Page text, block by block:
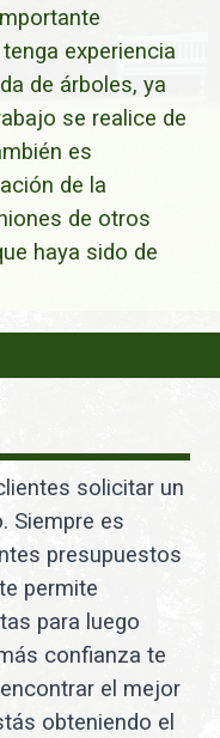
experiencia
de árboles, ya
se realice de
es
de la
de otros
haya sido de
solicitar un
Siempre es
presupuestos
permite
para luego
confianza te
el mejor
obteniendo el